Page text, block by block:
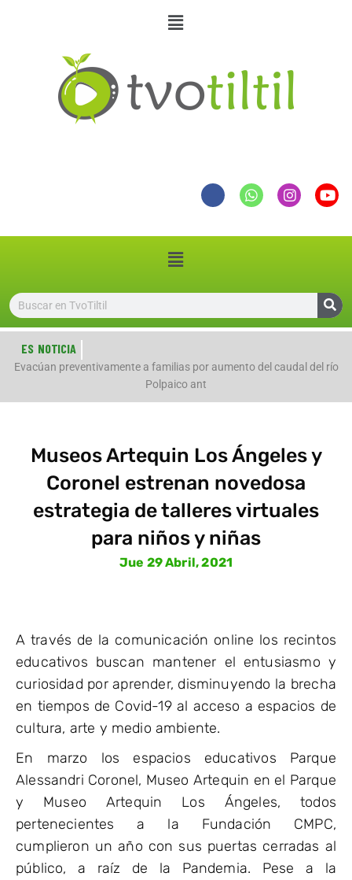
ES NOTICIA
Evacúan preventivamente a familias por aumento del caudal del río
Polpaico ant
Museos Artequin Los Ángeles y
Coronel estrenan novedosa
estrategia de talleres virtuales
para niños y niñas
Jue 29 Abril, 2021
A través de la comunicación online los recintos
educativos buscan mantener el entusiasmo y
curiosidad por aprender, disminuyendo la brecha
en tiempos de Covid-19 al acceso a espacios de
cultura, arte y medio ambiente.
En marzo los espacios educativos Parque
Alessandri Coronel, Museo Artequin en el Parque
y Museo Artequin Los Ángeles, todos
pertenecientes a la Fundación CMPC,
cumplieron un año con sus puertas cerradas al
público, a raíz de la Pandemia. Pese a la